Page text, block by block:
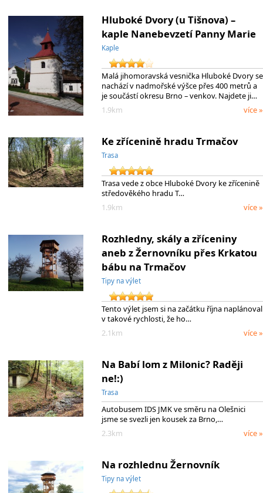
Hluboké Dvory (u Tišnova) –
kaple Nanebevzetí Panny Marie
Kaple
Malá jihomoravská vesnička Hluboké Dvory se
nachází v nadmořské výšce přes 400 metrů a
je součástí okresu Brno – venkov. Najdete ji…
1.9km
více »
Ke zřícenině hradu Trmačov
Trasa
Trasa vede z obce Hluboké Dvory ke zřícenině
středověkého hradu T…
1.9km
více »
Rozhledny, skály a zříceniny
aneb z Žernovníku přes Krkatou
bábu na Trmačov
Tipy na výlet
Tento výlet jsem si na začátku října naplánoval
v takové rychlosti, že ho…
2.1km
více »
Na Babí lom z Milonic? Raději
ne!:)
Trasa
Autobusem IDS JMK ve směru na Olešnici
jsme se svezli jen kousek za Brno,…
2.3km
více »
Na rozhlednu Žernovník
Tipy na výlet